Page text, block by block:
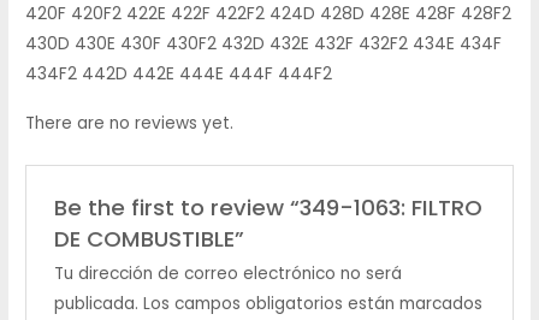
420F 420F2 422E 422F 422F2 424D 428D 428E 428F 428F2
430D 430E 430F 430F2 432D 432E 432F 432F2 434E 434F
434F2 442D 442E 444E 444F 444F2
There are no reviews yet.
Be the first to review “349-1063: FILTRO
DE COMBUSTIBLE”
Tu dirección de correo electrónico no será
publicada. Los campos obligatorios están marcados